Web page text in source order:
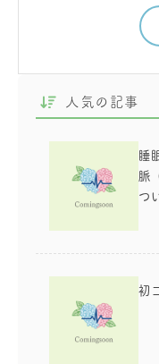
人気の記事
睡
脈
つ
初